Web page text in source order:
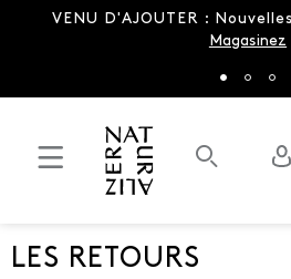
: Nouvelles réductions d'été |
LES RETOURS